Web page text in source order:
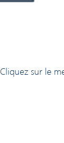
Cliquez sur le